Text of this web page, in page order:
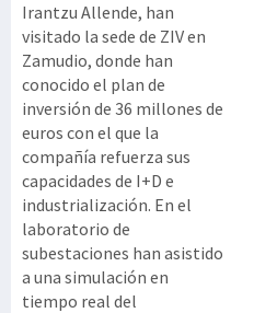
Irantzu Allende, han
visitado la sede de ZIV en
Zamudio, donde han
conocido el plan de
inversión de 36 millones de
euros con el que la
compañía refuerza sus
capacidades de I+D e
industrialización. En el
laboratorio de
subestaciones han asistido
a una simulación en
tiempo real del